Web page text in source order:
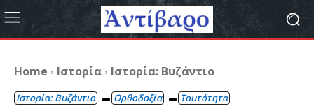
Home Ιστορία Ιστορία: Βυζάντιο
Ιστορία: Βυζάντιο Ορθοδοξία Ταυτότητα